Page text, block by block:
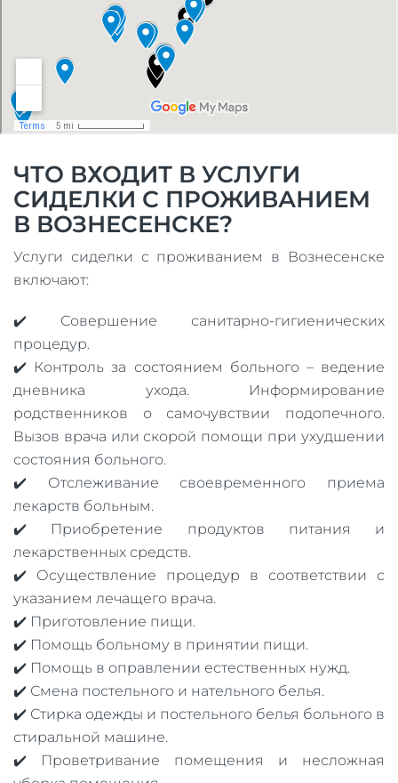
ЧТО ВХОДИТ В УСЛУГИ
СИДЕЛКИ С ПРОЖИВАНИЕМ
В ВОЗНЕСЕНСКЕ?
Услуги сиделки с проживанием в Вознесенске
включают:
✔️ Совершение санитарно-гигиенических
процедур.
✔️ Контроль за состоянием больного – ведение
дневника ухода. Информирование
родственников о самочувствии подопечного.
Вызов врача или скорой помощи при ухудшении
состояния больного.
✔️ Отслеживание своевременного приема
лекарств больным.
✔️ Приобретение продуктов питания и
лекарственных средств.
✔️ Осуществление процедур в соответствии с
указанием лечащего врача.
✔️ Приготовление пищи.
✔️ Помощь больному в принятии пищи.
✔️ Помощь в оправлении естественных нужд.
✔️ Смена постельного и нательного белья.
✔️ Стирка одежды и постельного белья больного в
стиральной машине.
✔️ Проветривание помещения и несложная